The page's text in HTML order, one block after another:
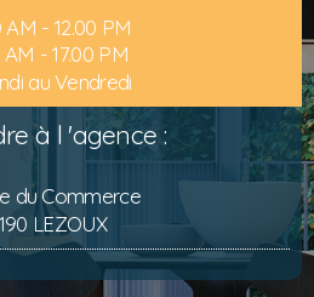
AM - 12.00 PM
AM - 17.00 PM
au Vendredi
à l 'agence :
du Commerce
LEZOUX